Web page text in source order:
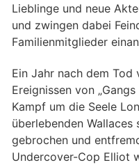
Lieblinge und neue
und zwingen dabei
Familienmitglieder
Ein Jahr nach dem Tod
Ereignissen von
Kampf um die Seele
überlebenden
gebrochen und
Undercover-Cop Elliot